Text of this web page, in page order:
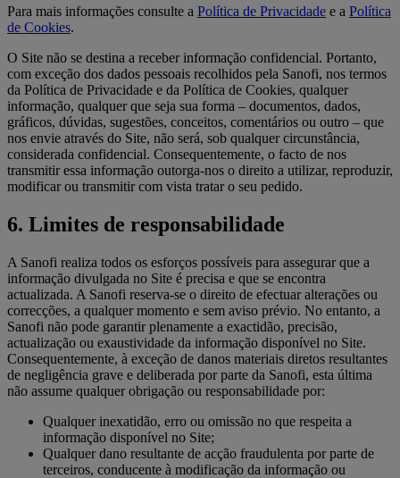
Para mais informações consulte a Política de Privacidade e a Política
de Cookies.
O Site não se destina a receber informação confidencial. Portanto,
com exceção dos dados pessoais recolhidos pela Sanofi, nos termos
da Política de Privacidade e da Política de Cookies, qualquer
informação, qualquer que seja sua forma – documentos, dados,
gráficos, dúvidas, sugestões, conceitos, comentários ou outro – que
nos envie através do Site, não será, sob qualquer circunstância,
considerada confidencial. Consequentemente, o facto de nos
transmitir essa informação outorga-nos o direito a utilizar, reproduzir,
modificar ou transmitir com vista tratar o seu pedido.
6. Limites de responsabilidade
A Sanofi realiza todos os esforços possíveis para assegurar que a
informação divulgada no Site é precisa e que se encontra
actualizada. A Sanofi reserva-se o direito de efectuar alterações ou
correcções, a qualquer momento e sem aviso prévio. No entanto, a
Sanofi não pode garantir plenamente a exactidão, precisão,
actualização ou exaustividade da informação disponível no Site.
Consequentemente, à exceção de danos materiais diretos resultantes
de negligência grave e deliberada por parte da Sanofi, esta última
não assume qualquer obrigação ou responsabilidade por:
Qualquer inexatidão, erro ou omissão no que respeita a
informação disponível no Site;
Qualquer dano resultante de acção fraudulenta por parte de
terceiros, conducente à modificação da informação ou